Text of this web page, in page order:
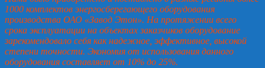
1000 комплектов энергосберегающего оборудования
производства ОАО «Завод Этон». На протяжении всего
срока эксплуатации на объектах заказчиков оборудование
зарекомендовало себя как надежное, эффективное, высокой
степени точности. Экономия от использования данного
оборудования составляет от 10% до 25%.